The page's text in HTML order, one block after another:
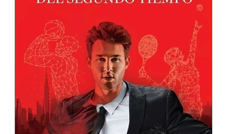
Años de esfuerzo, de disciplina, de
exigencia constante; para llegar y
cuando se llega, todo pasa rápido.
Muchos deportistas ganan en diez
años el dinero que debería
acompañarlos durante cincuenta, pero
casi nadie les enseña qué hacer con
ese momento. En el deporte se habla